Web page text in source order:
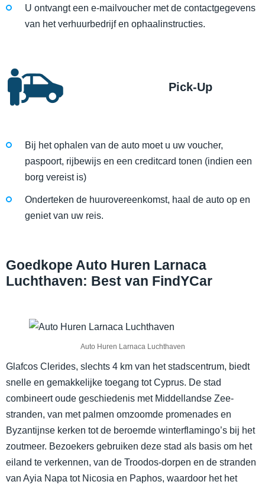
U ontvangt een e-mailvoucher met de contactgegevens
van het verhuurbedrijf en ophaalinstructies.
Pick-Up
Bij het ophalen van de auto moet u uw voucher,
paspoort, rijbewijs en een creditcard tonen (indien een
borg vereist is)
Onderteken de huurovereenkomst, haal de auto op en
geniet van uw reis.
Goedkope Auto Huren Larnaca
Luchthaven: Best van FindYCar
Auto Huren Larnaca Luchthaven
Glafcos Clerides, slechts 4 km van het stadscentrum, biedt
snelle en gemakkelijke toegang tot Cyprus. De stad
combineert oude geschiedenis met Middellandse Zee-
stranden, van met palmen omzoomde promenades en
Byzantijnse kerken tot de beroemde winterflamingo’s bij het
zoutmeer. Bezoekers gebruiken deze stad als basis om het
eiland te verkennen, van de Troodos-dorpen en de stranden
van Ayia Napa tot Nicosia en Paphos, waardoor het het